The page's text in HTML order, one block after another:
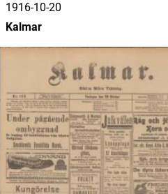
1916-10-20
Kalmar